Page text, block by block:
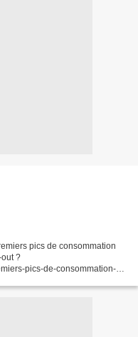
pics de consommation
?
pics-de-consommation-